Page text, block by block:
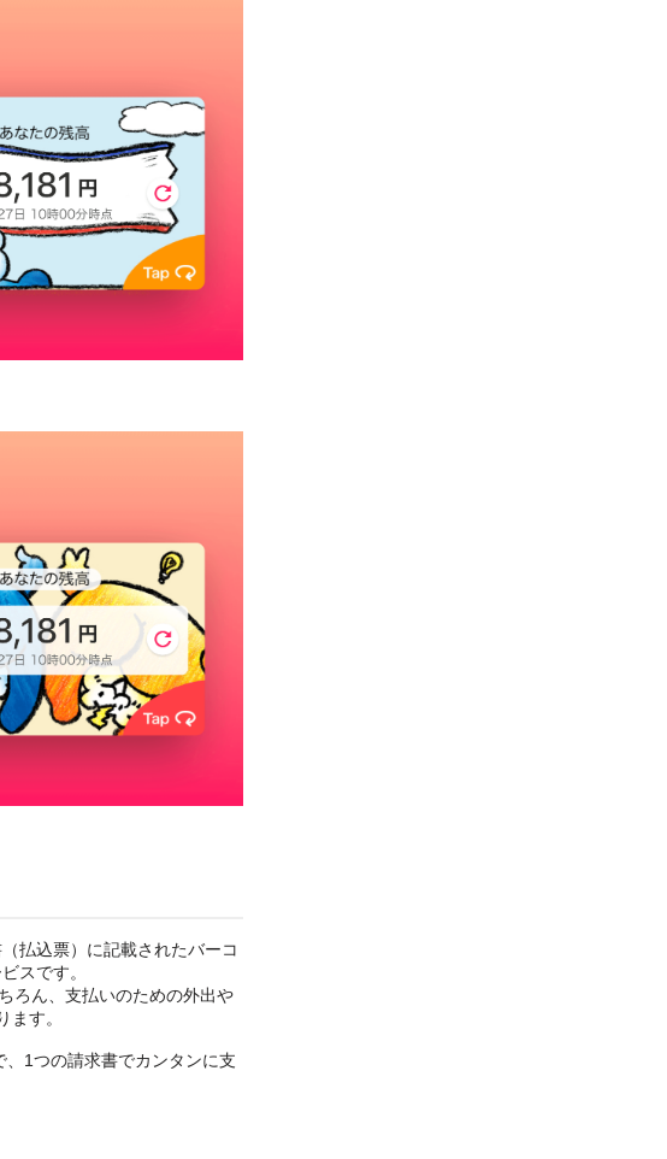
払込票）に記載されたバーコ
スです。
ろん、支払いのための外出や
す。
1つの請求書でカンタンに支